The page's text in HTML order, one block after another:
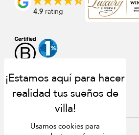
4.9 rating
Usamos cookies para